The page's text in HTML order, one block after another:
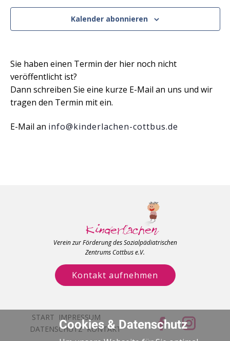
Kalender abonnieren
Sie haben einen Termin der hier noch nicht
veröffentlicht ist?
Dann schreiben Sie eine kurze E-Mail an uns und wir
tragen den Termin mit ein.
E-Mail an info@kinderlachen-cottbus.de
Verein zur Förderung des Sozialpädiatrischen
Zentrums Cottbus e.V.
Kontakt aufnehmen
START IMPRESSUM
DATENSCHUTZKONTAKT
Cookies & Datenschutz